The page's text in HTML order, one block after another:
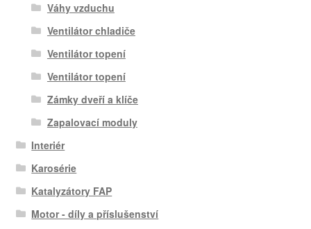
Váhy vzduchu
Ventilátor chladiče
Ventilátor topení
Ventilátor topení
Zámky dveří a klíče
Zapalovací moduly
Interiér
Karosérie
Katalyzátory FAP
Motor - díly a příslušenství